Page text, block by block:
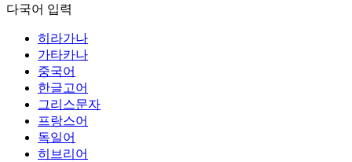
다국어 입력
히라가나
가타카나
중국어
한글고어
그리스문자
프랑스어
독일어
히브리어